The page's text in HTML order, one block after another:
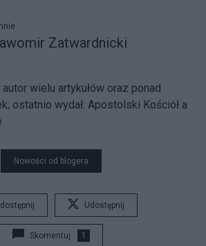
Zatwardnicki
wielu artykułów oraz ponad
ostatnio wydał: Apostolski Kościół a
Nowości od blogera
Udostępnij
Skomentuj 1